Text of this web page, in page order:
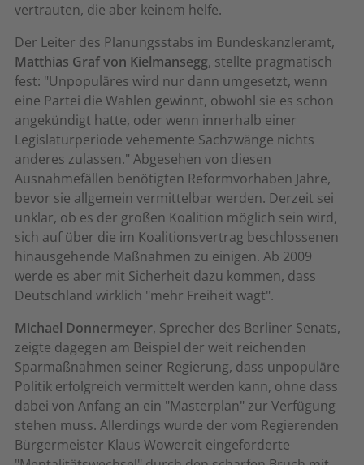
vertrauten, die aber keinem helfe.
Der Leiter des Planungsstabs im Bundeskanzleramt,
Matthias Graf von Kielmansegg, stellte pragmatisch
fest: "Unpopuläres wird nur dann umgesetzt, wenn
eine Partei die Wahlen gewinnt, obwohl sie es schon
angekündigt hatte, oder wenn innerhalb einer
Legislaturperiode vehemente Sachzwänge nichts
anderes zulassen." Abgesehen von diesen
Ausnahmefällen benötigten Reformvorhaben Jahre,
bevor sie allgemein vermittelbar werden. Derzeit sei
unklar, ob es der großen Koalition möglich sein wird,
sich auf über die im Koalitionsvertrag beschlossenen
hinausgehende Maßnahmen zu einigen. Ab 2009
werde es aber mit Sicherheit dazu kommen, dass
Deutschland wirklich "mehr Freiheit wagt".
Michael Donnermeyer, Sprecher des Berliner Senats,
zeigte dagegen am Beispiel der weit reichenden
Sparmaßnahmen seiner Regierung, dass unpopuläre
Politik erfolgreich vermittelt werden kann, ohne dass
dabei von Anfang an ein "Masterplan" zur Verfügung
stehen muss. Allerdings wurde der vom Regierenden
Bürgermeister Klaus Wowereit eingeforderte